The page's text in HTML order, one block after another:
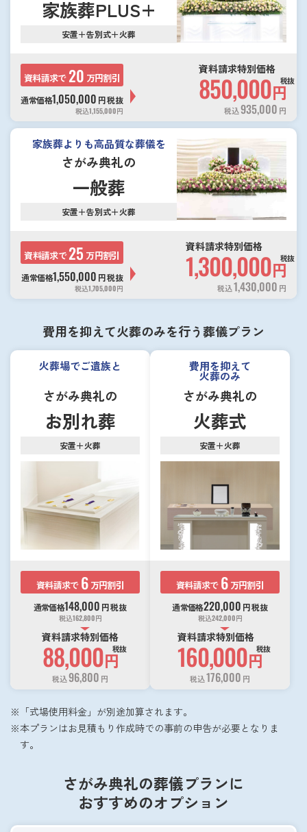
家族葬PLUS+
安置＋告別式＋火葬
資料請求で 20 万円割引
通常価格1,050,000 円税抜
税込1,155,000円
資料請求特別価格
850,000円
税抜
税込935,000 円
家族葬よりも高品質な葬儀を
さがみ典礼の
一般葬
安置＋告別式＋火葬
資料請求で 25 万円割引
通常価格1,550,000 円税抜
税込1,705,000円
資料請求特別価格
1,300,000円
税抜
税込1,430,000 円
費用を抑えて火葬のみを行う葬儀プラン
火葬場でご遺族と
さがみ典礼の
お別れ葬
安置＋火葬
資料請求で 6 万円割引
通常価格148,000 円税抜
税込162,800円
資料請求特別価格
88,000円
税抜
税込96,800 円
費用を抑えて
火葬のみ
さがみ典礼の
火葬式
安置＋火葬
資料請求で 6 万円割引
通常価格220,000 円税抜
税込242,000円
資料請求特別価格
160,000円
税抜
税込176,000 円
「式場使用料金」が別途加算されます。
本プランはお見積もり作成時での事前の申告が必要となりま
す。
さがみ典礼の葬儀プランに
おすすめのオプション